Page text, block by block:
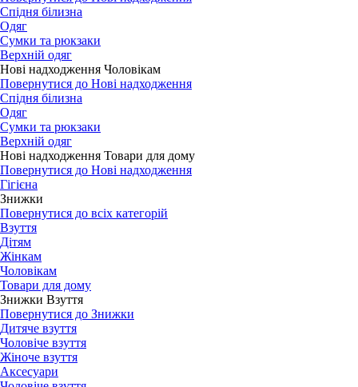
Спідня білизна
Одяг
Сумки та рюкзаки
Верхній одяг
Нові надходження Чоловікам
Повернутися до Нові надходження
Спідня білизна
Одяг
Сумки та рюкзаки
Верхній одяг
Нові надходження Товари для дому
Повернутися до Нові надходження
Гігієна
Знижки
Повернутися до всіх категорій
Взуття
Дітям
Жінкам
Чоловікам
Товари для дому
Знижки Взуття
Повернутися до Знижки
Дитяче взуття
Чоловіче взуття
Жіноче взуття
Аксесуари